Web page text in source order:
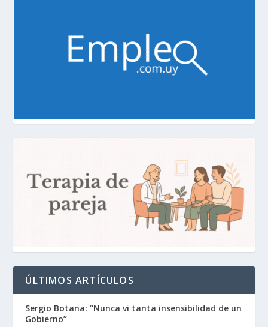
ÚLTIMOS ARTÍCULOS
Sergio Botana: “Nunca vi tanta insensibilidad de un
Gobierno”